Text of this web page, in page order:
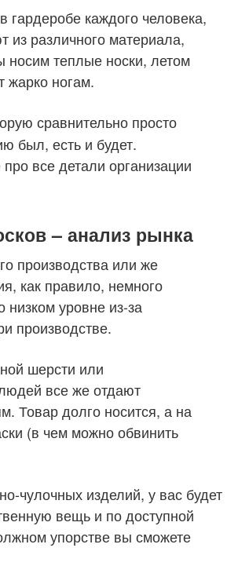
каждого человека,
из различного материала,
теплые носки, летом
жарко ногам.
сравнительно просто
был, есть и будет.
все детали организации
– анализ рынка
производства или же
как правило, немного
уровне из-за
производстве.
шерсти или
все же отдают
Товар долго носится, а на
(в чем можно обвинить
чулочных изделий, у вас будет
вещь и по доступной
упорстве вы сможете